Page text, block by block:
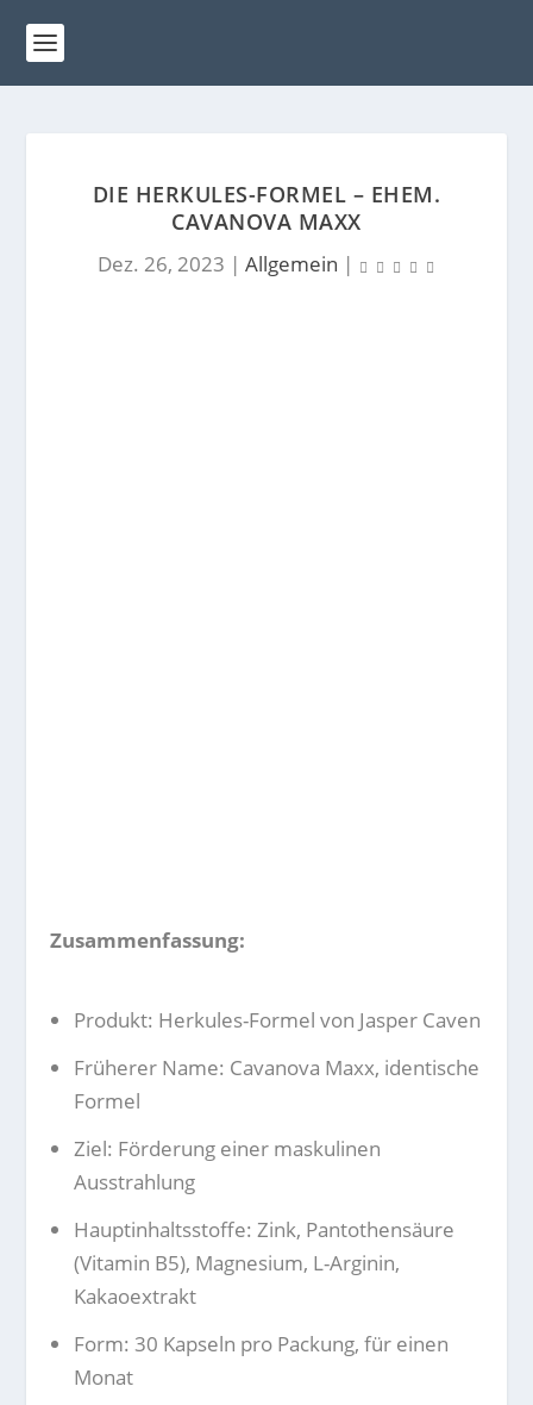
DIE HERKULES-FORMEL – EHEM.
CAVANOVA MAXX
Dez. 26, 2023 | Allgemein |
Zusammenfassung:
Produkt: Herkules-Formel von Jasper Caven
Früherer Name: Cavanova Maxx, identische
Formel
Ziel: Förderung einer maskulinen
Ausstrahlung
Hauptinhaltsstoffe: Zink, Pantothensäure
(Vitamin B5), Magnesium, L-Arginin,
Kakaoextrakt
Form: 30 Kapseln pro Packung, für einen
Monat